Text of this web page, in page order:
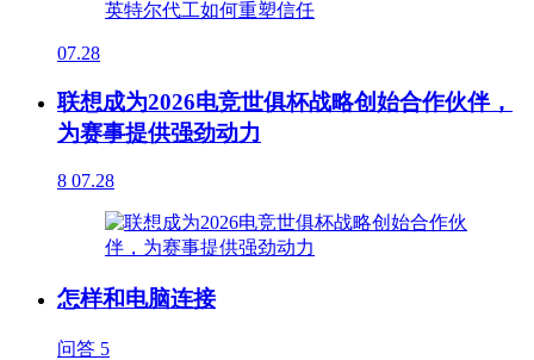
07.28
联想成为2026电竞世俱杯战略创始合作伙伴，
为赛事提供强劲动力
8 07.28
怎样和电脑连接
问答 5